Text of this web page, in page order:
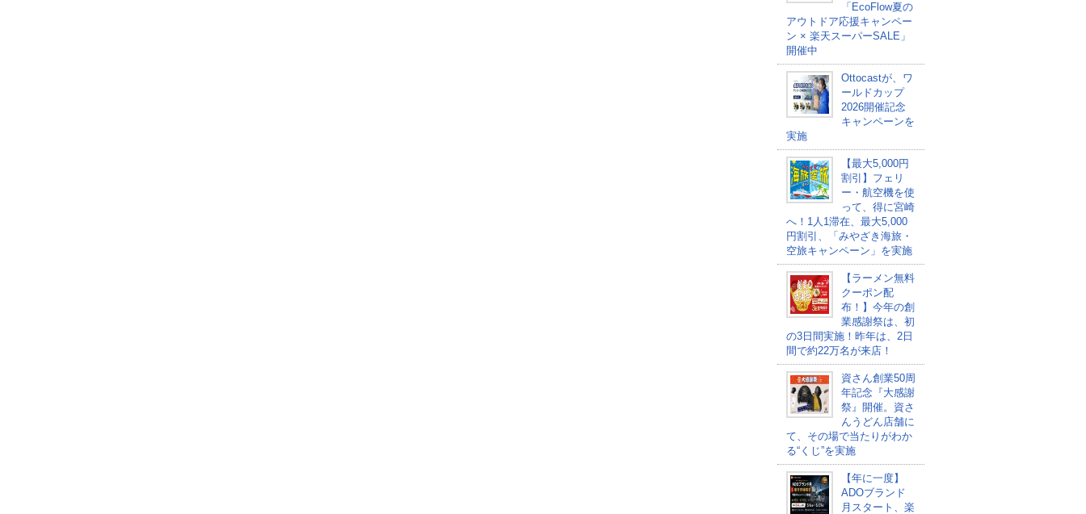
「EcoFlow夏の
アウトドア応援キャンペー
ン × 楽天スーパーSALE」
開催中
Ottocastが、ワ
ールドカップ
2026開催記念
キャンペーンを
実施
【最大5,000円
割引】フェリ
ー・航空機を使
って、得に宮崎
へ！1人1滞在、最大5,000
円割引、「みやざき海旅・
空旅キャンペーン」を実施
【ラーメン無料
クーポン配
布！】今年の創
業感謝祭は、初
の3日間実施！昨年は、2日
間で約22万名が来店！
資さん創業50周
年記念『大感謝
祭』開催。資さ
んうどん店舗に
て、その場で当たりがわか
る“くじ”を実施
【年に一度】
ADOブランド
月スタート、楽